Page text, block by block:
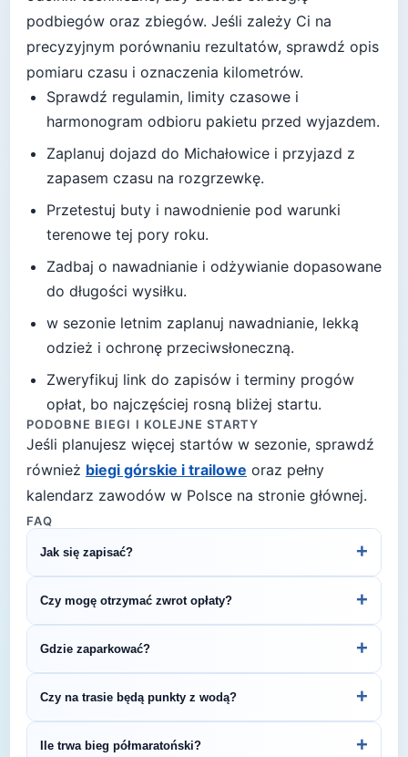
podbiegów oraz zbiegów. Jeśli zależy Ci na
precyzyjnym porównaniu rezultatów, sprawdź opis
pomiaru czasu i oznaczenia kilometrów.
Sprawdź regulamin, limity czasowe i
harmonogram odbioru pakietu przed wyjazdem.
Zaplanuj dojazd do Michałowice i przyjazd z
zapasem czasu na rozgrzewkę.
Przetestuj buty i nawodnienie pod warunki
terenowe tej pory roku.
Zadbaj o nawadnianie i odżywianie dopasowane
do długości wysiłku.
w sezonie letnim zaplanuj nawadnianie, lekką
odzież i ochronę przeciwsłoneczną.
Zweryfikuj link do zapisów i terminy progów
opłat, bo najczęściej rosną bliżej startu.
PODOBNE BIEGI I KOLEJNE STARTY
Jeśli planujesz więcej startów w sezonie, sprawdź
również biegi górskie i trailowe oraz pełny
kalendarz zawodów w Polsce na stronie głównej.
FAQ
Jak się zapisać? +
przejść do strony organizatora z formularzem
rejestracyjnym.
Czy mogę otrzymać zwrot opłaty? +
regulamin biegu lub skontaktuj się z
organizatorem.
Gdzie zaparkować? +
— szczegóły znajdziesz w opisie biegu lub na
stronie organizatora.
Czy na trasie będą punkty z wodą? +
nawadniania na trasie. Dokładne informacje
Ile trwa bieg półmaratoński? +